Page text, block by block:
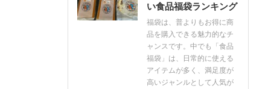
い食品福袋ランキング
福袋は、普よりもお得に商
品を購入できる魅力的なチ
ャンスです。中でも「食品
福袋」は、日常的に使える
アイテムが多く、満足度が
高いジャンルとして人気が